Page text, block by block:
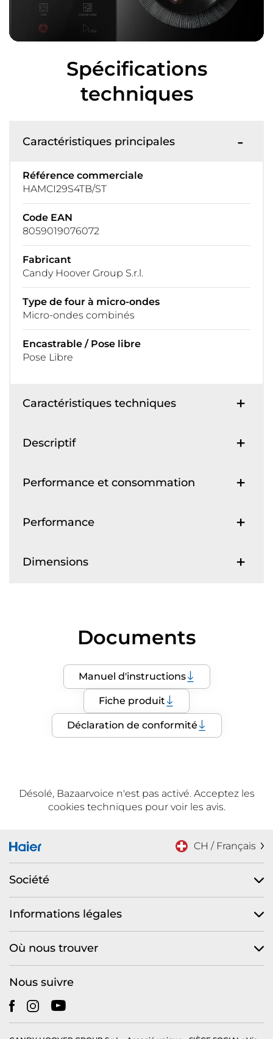
Spécifications
techniques
Caractéristiques principales
Référence commerciale
HAMCI29S4TB/ST
Code EAN
8059019076072
Fabricant
Candy Hoover Group S.r.l.
Type de four à micro-ondes
Micro-ondes combinés
Encastrable / Pose libre
Pose Libre
Caractéristiques techniques
Descriptif
Performance et consommation
Performance
Dimensions
Documents
Manuel d'instructions
Fiche produit
Déclaration de conformité
Désolé, Bazaarvoice n'est pas activé. Acceptez les
cookies techniques pour voir les avis.
CH / Français
Société
Informations légales
Où nous trouver
Nous suivre